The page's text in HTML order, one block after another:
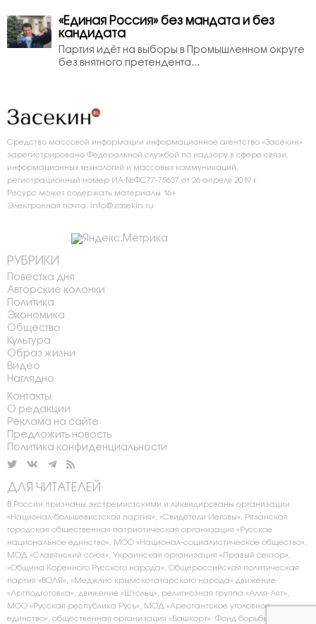
«Единая Россия» без мандата и без
кандидата
Партия идёт на выборы в Промышленном округе
без внятного претендента...
Средство массовой информации информационное агентство «Засекин»
зарегистрировано Федеральной службой по надзору в сфере связи,
информационных технологий и массовых коммуникаций,
регистрационный номер ИА №ФС77-75637 от 26 апреля 2019 г.
Ресурс может содержать материалы 16+
Электронная почта: info@zasekin.ru
РУБРИКИ
Повестка дня
Авторские колонки
Политика
Экономика
Общество
Культура
Образ жизни
Видео
Наглядно
Контакты
О редакции
Реклама на сайте
Предложить новость
Политика конфиденциальности
ДЛЯ ЧИТАТЕЛЕЙ
В России признаны экстремистскими и ликвидированы организации
«Национал-большевистская партия», «Свидетели Иеговы», Рязанская
городская общественная патриотическая организация «Русское
национальное единство», МОО «Национал-социалистическое общество»,
МОД «Славянский союз», Украинская организация «Правый сектор»,
«Община Коренного Русского народа», Общероссийская политическая
партия «ВОЛЯ», «Меджлис крымскотатарского народа» движение
«Артподготовка», движение «Штольц», религиозная группа «Алля-Аят»,
МОО «Русская республика Русь», МОД «Арестантское уголовное
единство», общественная организация «Башкорт», Фонд борьбы с